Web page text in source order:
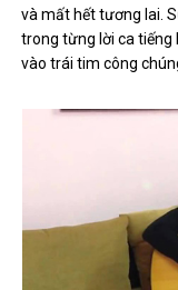
và mất hết tương lai.
trong từng lời ca tiếng
vào trái tim công